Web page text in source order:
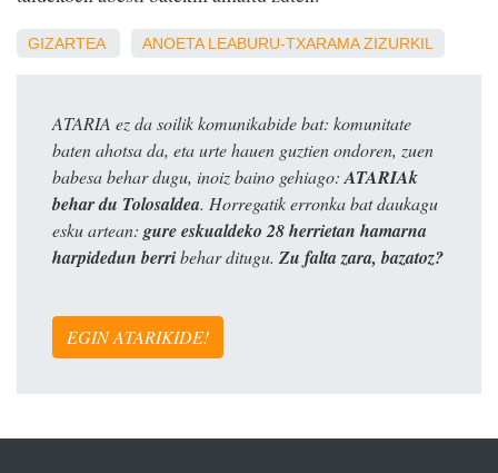
GIZARTEA ANOETA LEABURU-TXARAMA ZIZURKIL
ATARIA ez da soilik komunikabide bat: komunitate
baten ahotsa da, eta urte hauen guztien ondoren, zuen
babesa behar dugu, inoiz baino gehiago: ATARIAk
behar du Tolosaldea. Horregatik erronka bat daukagu
esku artean: gure eskualdeko 28 herrietan hamarna
harpidedun berribehar ditugu. Zu falta zara, bazatoz?
EGIN ATARIKIDE!